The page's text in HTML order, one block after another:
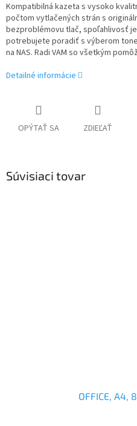
Kompatibilná kazeta s vysoko
počtom vytlačených strán s
bezproblémovu tlač, spoľahlivosť
potrebujete poradiť s výberom
na NAS. Radi VAM so všetkým
Detailné informácie
OPÝTAŤ SA ZDIEĽAŤ
Súvisiaci tovar
OFFICE, A4,